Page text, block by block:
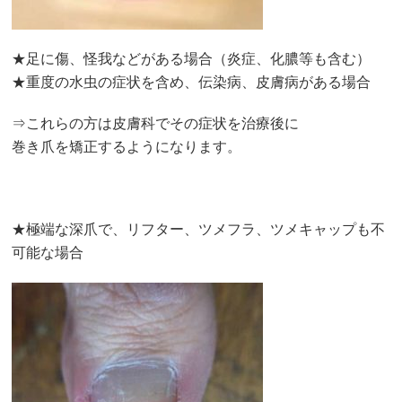
★足に傷、怪我などがある場合（炎症、化膿等も含む）
★重度の水虫の症状を含め、伝染病、皮膚病がある場合
⇒これらの方は皮膚科でその症状を治療後に
巻き爪を矯正するようになります。
★極端な深爪で、リフター、ツメフラ、ツメキャップも不
可能な場合